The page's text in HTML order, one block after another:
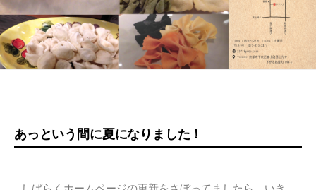
あっという間に夏になりました！